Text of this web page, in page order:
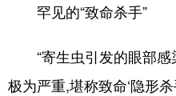
罕见的“致命杀手”
“寄生虫引发的眼部感
极为严重,堪称致命‘隐形